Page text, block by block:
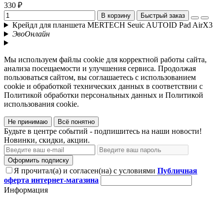
330 ₽
В корзину Быстрый заказ
Крейдл для планшета MERTECH Seuic AUTOID Pad AirX3
ЭвоОнлайн
Мы используем файлы cookie для корректной работы сайта,
анализа посещаемости и улучшения сервиса. Продолжая
пользоваться сайтом, вы соглашаетесь с использованием
cookie и обработкой технических данных в соответствии с
Политикой обработки персональных данных и Политикой
использования cookie.
Не принимаю Всё понятно
Будьте в центре событий - подпишитесь на наши новости!
Новинки, скидки, акции.
Оформить подписку
Я прочитал(а) и согласен(на) с условиями Публичная
оферта интернет-магазина
Информация